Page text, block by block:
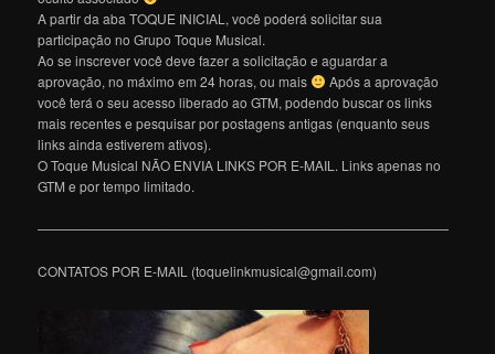
A partir da aba TOQUE INICIAL, você poderá solicitar sua
participação no Grupo Toque Musical.
Ao se inscrever você deve fazer a solicitação e aguardar a
aprovação, no máximo em 24 horas, ou mais
Após a aprovação
você terá o seu acesso liberado ao GTM, podendo buscar os links
mais recentes e pesquisar por postagens antigas (enquanto seus
links ainda estiverem ativos).
O Toque Musical NÃO ENVIA LINKS POR E-MAIL. Links apenas no
GTM e por tempo limitado.
———————————————————————————————
CONTATOS POR E-MAIL (toquelinkmusical@gmail.com)